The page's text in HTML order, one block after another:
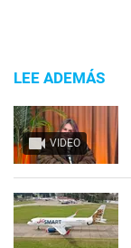
LEE ADEMÁS
VIDEO